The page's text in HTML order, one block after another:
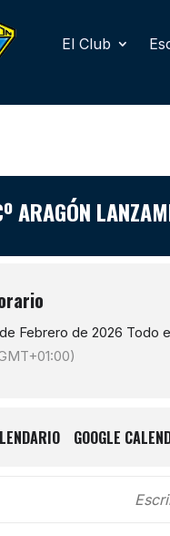
El Club
ARAGÓN
Febrero de 2026 Todo
GOOGLE